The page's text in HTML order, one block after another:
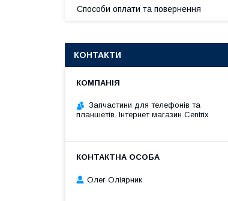
Способи оплати та повернення
КОНТАКТИ
Запчастини для телефонів та
планшетів. Інтернет магазин Centrix
Олег Оліярник